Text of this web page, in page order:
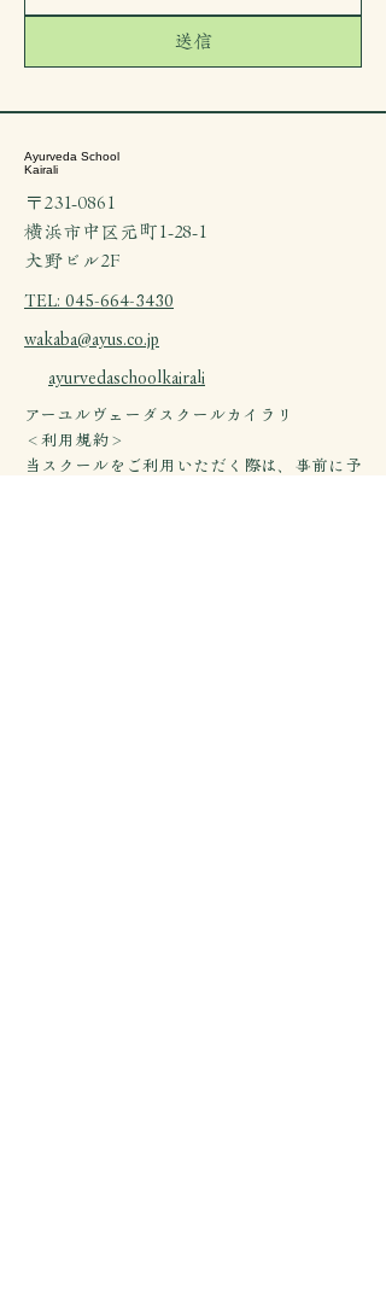
送信
Ayurveda School
Kairali
〒231-0861
横浜市中区元町1-28-1
​大野ビル2F
TEL: 045-664-3430
wakaba@ayus.co.jp
ayurvedaschoolkairali
アーユルヴェーダスクールカイラリ
＜利用規約＞
当スクールをご利用いただく際は、事前に予